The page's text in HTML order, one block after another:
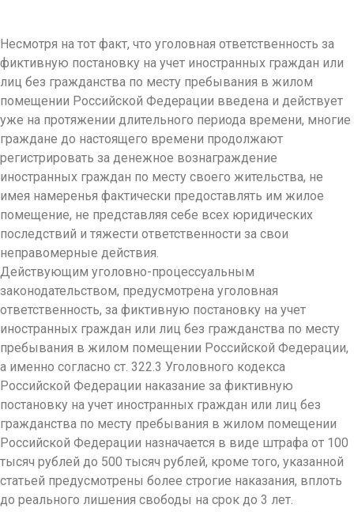
Несмотря на тот факт, что уголовная ответственность за
фиктивную постановку на учет иностранных граждан или
лиц без гражданства по месту пребывания в жилом
помещении Российской Федерации введена и действует
уже на протяжении длительного периода времени, многие
граждане до настоящего времени продолжают
регистрировать за денежное вознаграждение
иностранных граждан по месту своего жительства, не
имея намеренья фактически предоставлять им жилое
помещение, не представляя себе всех юридических
последствий и тяжести ответственности за свои
неправомерные действия.
Действующим уголовно-процессуальным
законодательством, предусмотрена уголовная
ответственность, за фиктивную постановку на учет
иностранных граждан или лиц без гражданства по месту
пребывания в жилом помещении Российской Федерации,
а именно согласно ст. 322.3 Уголовного кодекса
Российской Федерации наказание за фиктивную
постановку на учет иностранных граждан или лиц без
гражданства по месту пребывания в жилом помещении
Российской Федерации назначается в виде штрафа от 100
тысяч рублей до 500 тысяч рублей, кроме того, указанной
статьей предусмотрены более строгие наказания, вплоть
до реального лишения свободы на срок до 3 лет.